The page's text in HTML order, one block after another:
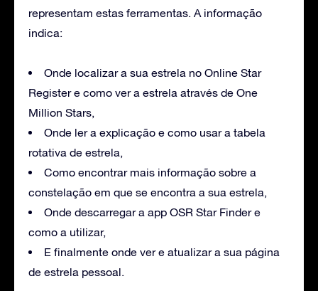
representam estas ferramentas. A informação
indica:
Onde localizar a sua estrela no Online Star
Register e como ver a estrela através de One
Million Stars,
Onde ler a explicação e como usar a tabela
rotativa de estrela,
Como encontrar mais informação sobre a
constelação em que se encontra a sua estrela,
Onde descarregar a app OSR Star Finder e
como a utilizar,
E finalmente onde ver e atualizar a sua página
de estrela pessoal.